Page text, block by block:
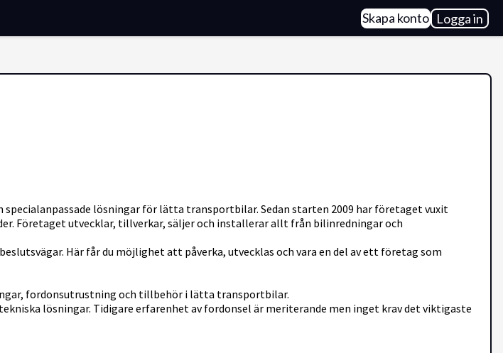
Skapa konto Logga in
lösningar för lätta transportbilar. Sedan starten 2009 har företaget vuxit
Företaget utvecklar, tillverkar, säljer och installerar allt från bilinredningar och
Här får du möjlighet att påverka, utvecklas och vara en del av ett företag som
fordonsutrustning och tillbehör i lätta transportbilar.
lösningar. Tidigare erfarenhet av fordonsel är meriterande men inget krav det viktigaste